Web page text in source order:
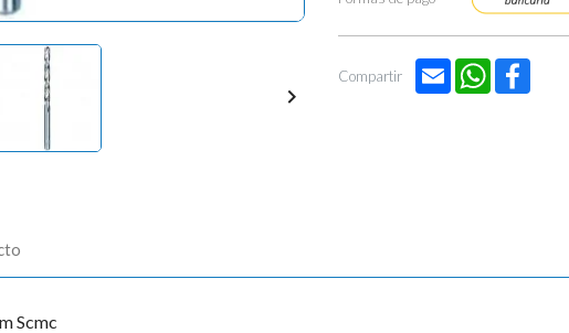

Compartir Email WhatsApp
Scmc